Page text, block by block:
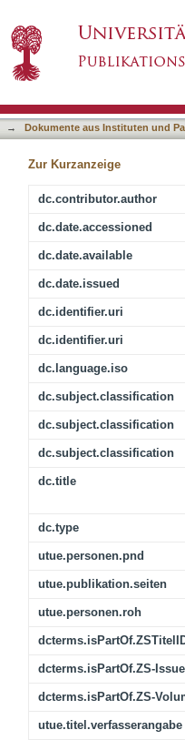
→ Dokumente aus Instituten und
Zur Kurzanzeige
dc.contributor.author
dc.date.accessioned
dc.date.available
dc.date.issued
dc.identifier.uri
dc.identifier.uri
dc.language.iso
dc.subject.classification
dc.subject.classification
dc.subject.classification
dc.title
dc.type
utue.personen.pnd
utue.publikation.seiten
utue.personen.roh
dcterms.isPartOf.ZS-Issue
dcterms.isPartOf.ZS-
utue.titel.verfasserangabe